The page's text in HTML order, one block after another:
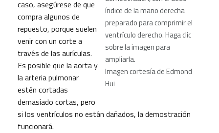
índice de la mano derecha
preparado para comprimir el
ventrículo derecho. Haga clic
sobre la imagen para
ampliarla.
Imagen cortesía de Edmond
Hui
caso, asegúrese de que
compra algunos de
repuesto, porque suelen
venir con un corte a
través de las aurículas.
Es posible que la aorta y
la arteria pulmonar
estén cortadas
demasiado cortas, pero
si los ventrículos no están dañados, la demostración
funcionará.